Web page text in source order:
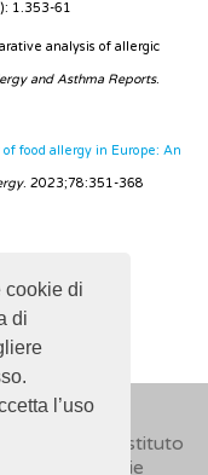
cookie di
di
l’uso
1.353-61
analysis of allergic
and Asthma Reports.
of food allergy in Europe: An
. 2023;78:351-368
gestito dall’Istituto
Cookie